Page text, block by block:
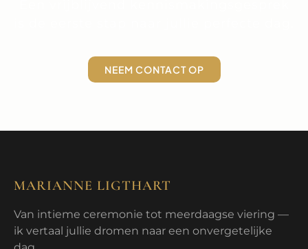
NEEM CONTACT OP
MARIANNE LIGTHART
Van intieme ceremonie tot meerdaagse viering —
ik vertaal jullie dromen naar een onvergetelijke